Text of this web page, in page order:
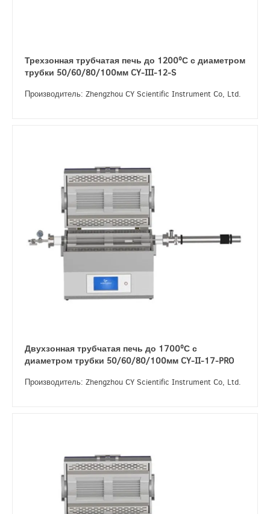
Трехзонная трубчатая печь до 1200ºС с диаметром
трубки 50/60/80/100мм CY-III-12-S
Производитель: Zhengzhou CY Scientific Instrument Co, Ltd.
Двухзонная трубчатая печь до 1700ºС с
диаметром трубки 50/60/80/100мм CY-II-17-PRO
Производитель: Zhengzhou CY Scientific Instrument Co, Ltd.